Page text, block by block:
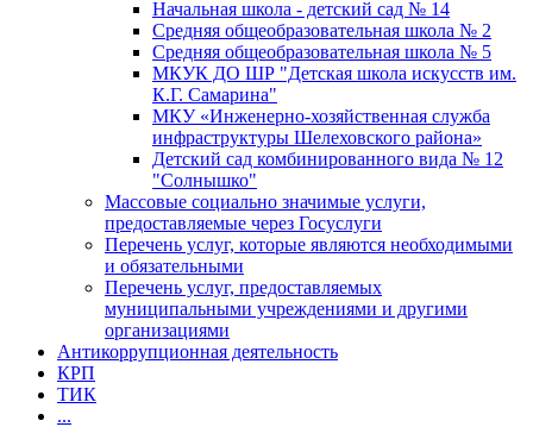
Начальная школа - детский сад № 14
Средняя общеобразовательная школа № 2
Средняя общеобразовательная школа № 5
МКУК ДО ШР "Детская школа искусств им.
К.Г. Самарина"
МКУ «Инженерно-хозяйственная служба
инфраструктуры Шелеховского района»
Детский сад комбинированного вида № 12
"Солнышко"
Массовые социально значимые услуги,
предоставляемые через Госуслуги
Перечень услуг, которые являются необходимыми
и обязательными
Перечень услуг, предоставляемых
муниципальными учреждениями и другими
организациями
Антикоррупционная деятельность
КРП
ТИК
...